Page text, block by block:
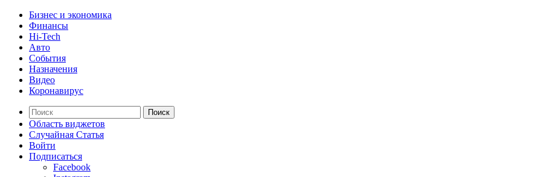
Бизнес и экономика
Финансы
Hi-Tech
Авто
События
Назначения
Видео
Коронавирус
Поиск
Область виджетов
Случайная Статья
Войти
Подписаться
Facebook